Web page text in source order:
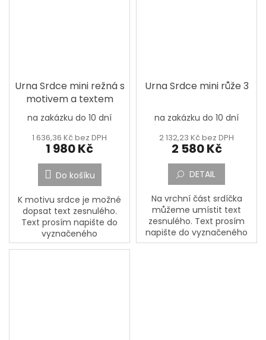
Urna Srdce mini režná s
motivem a textem
na zakázku do 10 dní
1 636,36 Kč bez DPH
1 980 Kč
Do košíku
K motivu srdce je možné
dopsat text zesnulého.
Text prosím napište do
vyznačeného
okénka,,Jméno, Příjmení,
Urna Srdce mini růže 3
na zakázku do 10 dní
2 132,23 Kč bez DPH
2 580 Kč
DETAIL
Na vrchní část srdíčka
můžeme umístit text
zesnulého. Text prosím
napište do vyznačeného
okénka,,Jméno, Příjmení,